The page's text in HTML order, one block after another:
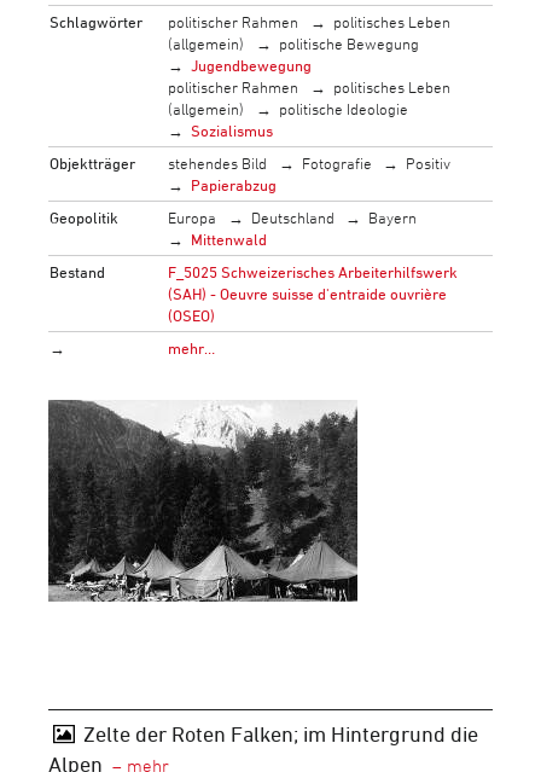
Schlagwörter
politischer Rahmen
politisches Leben
(allgemein)
politische Bewegung
Jugendbewegung
politischer Rahmen
politisches Leben
(allgemein)
politische Ideologie
Sozialismus
Objektträger
stehendes Bild Fotografie
Positiv
Papierabzug
Geopolitik
Europa Deutschland
Bayern
Mittenwald
Bestand
F_5025 Schweizerisches Arbeiterhilfswerk
(SAH) - Oeuvre suisse d'entraide ouvrière
(OSEO)
→
mehr…
Zelte der Roten Falken; im Hintergrund die
Alpen